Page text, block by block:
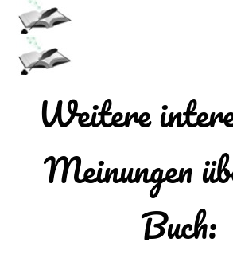
Weitere
Meinungen
Buch: